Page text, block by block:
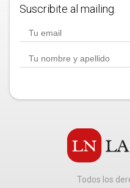
Suscribite al mailing.
Todos los